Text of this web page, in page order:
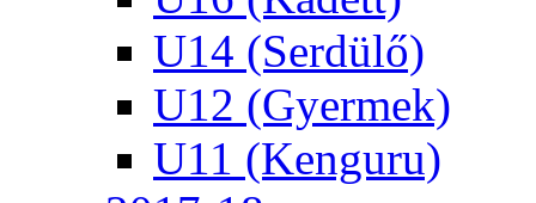
U14 (Serdülő)
U12 (Gyermek)
U11 (Kenguru)